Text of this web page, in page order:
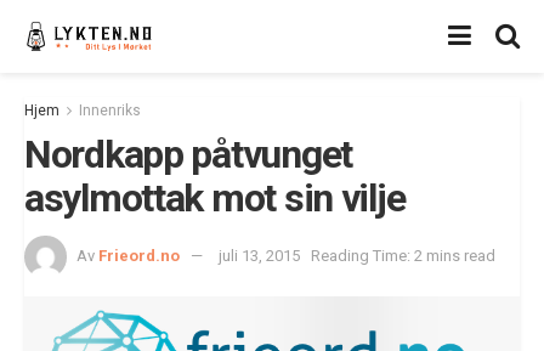
Hjem Innenriks
Nordkapp påtvunget
asylmottak mot sin vilje
Av Frieord.no juli 13, 2015 Reading Time: 2 mins read